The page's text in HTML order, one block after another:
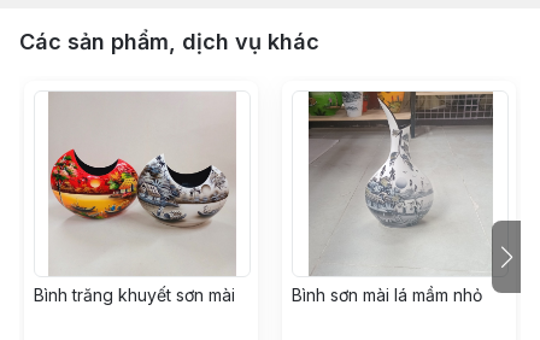
Các sản phẩm, dịch vụ khác
Bình trăng khuyết sơn mài Bình sơn mài lá mầm nhỏ